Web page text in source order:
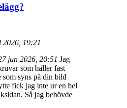
2026, 19:21
jun 2026, 20:51 Jag
som håller fast
som syns på din bild
fick jag inte ur en hel
Så jag behövde